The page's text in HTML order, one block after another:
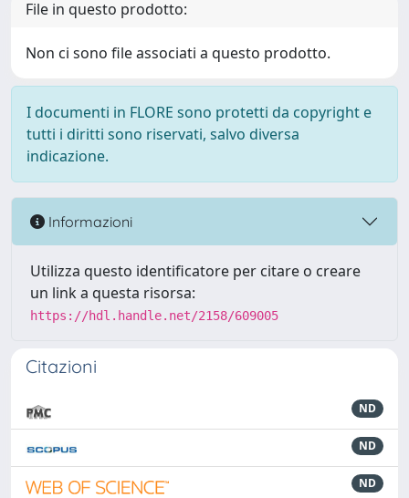
File in questo prodotto:
Non ci sono file associati a questo prodotto.
I documenti in FLORE sono protetti da copyright e
tutti i diritti sono riservati, salvo diversa
indicazione.
Informazioni
Utilizza questo identificatore per citare o creare
un link a questa risorsa:
https://hdl.handle.net/2158/609005
Citazioni
ND
ND
ND